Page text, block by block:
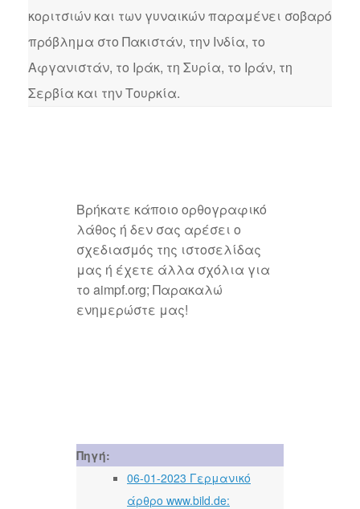
κοριτσιών και των γυναικών παραμένει σοβαρό
πρόβλημα στο Πακιστάν, την Ινδία, το
Αφγανιστάν, το Ιράκ, τη Συρία, το Ιράν, τη
Σερβία και την Τουρκία.
Βρήκατε κάποιο ορθογραφικό
λάθος ή δεν σας αρέσει ο
σχεδιασμός της ιστοσελίδας
μας ή έχετε άλλα σχόλια για
το aimpf.org; Παρακαλώ
ενημερώστε μας!
Πηγή:
06-01-2023 Γερμανικό
άρθρο www.bild.de: